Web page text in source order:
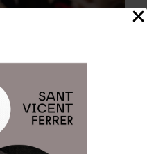
de fa anys com a
a la patrona de
institucionals,
vinculades al món